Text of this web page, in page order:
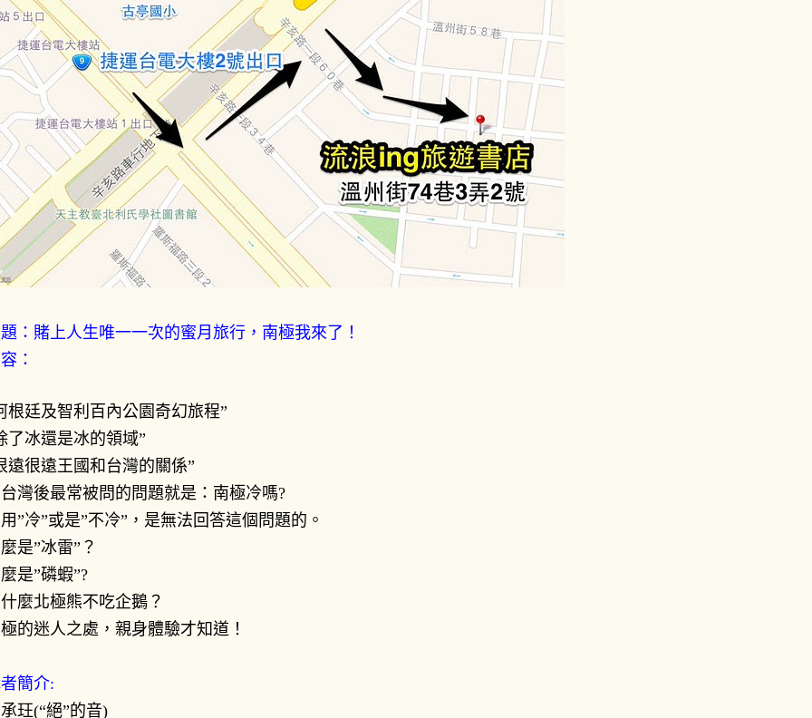
：賭上人生唯一一次的蜜月旅行，南極我來了！
：
根廷及智利百內公園奇幻旅程”
了冰還是冰的領域”
遠很遠王國和台灣的關係”
灣後最常被問的問題就是：南極冷嗎?
”冷”或是”不冷”，是無法回答這個問題的。
是”冰雷”？
是”磷蝦”?
麼北極熊不吃企鵝？
的迷人之處，親身體驗才知道！
簡介:
玨(“絕”的音)